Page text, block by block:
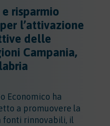
risparmio
l’attivazione
delle
Campania,
Economico ha
a promuovere la
fonti rinnovabili, il